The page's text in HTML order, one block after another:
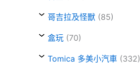
哥吉拉及怪獸 (85)
盒玩 (70)
Tomica 多美小汽車 (332)